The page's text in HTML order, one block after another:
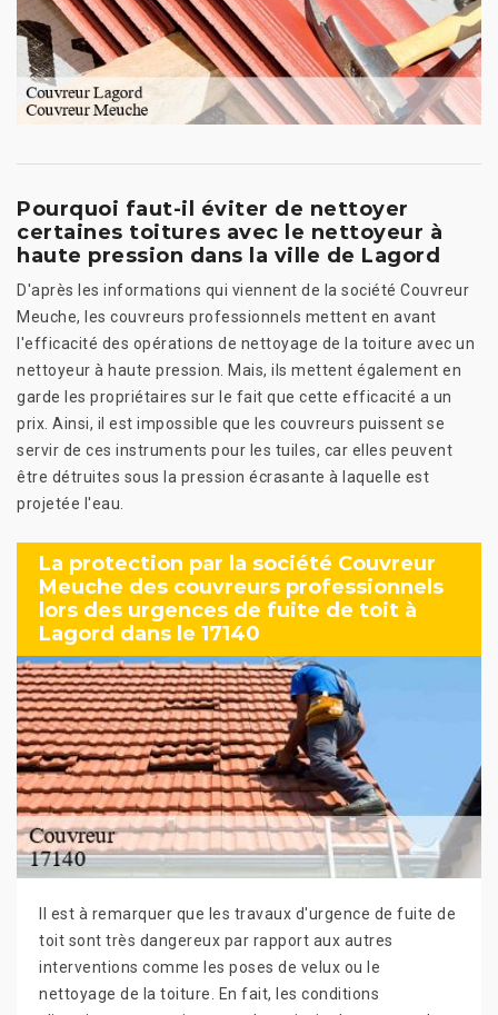
Pourquoi faut-il éviter de nettoyer
certaines toitures avec le nettoyeur à
haute pression dans la ville de Lagord
D'après les informations qui viennent de la société Couvreur
Meuche, les couvreurs professionnels mettent en avant
l'efficacité des opérations de nettoyage de la toiture avec un
nettoyeur à haute pression. Mais, ils mettent également en
garde les propriétaires sur le fait que cette efficacité a un
prix. Ainsi, il est impossible que les couvreurs puissent se
servir de ces instruments pour les tuiles, car elles peuvent
être détruites sous la pression écrasante à laquelle est
projetée l'eau.
La protection par la société Couvreur
Meuche des couvreurs professionnels
lors des urgences de fuite de toit à
Lagord dans le 17140
Il est à remarquer que les travaux d'urgence de fuite de
toit sont très dangereux par rapport aux autres
interventions comme les poses de velux ou le
nettoyage de la toiture. En fait, les conditions